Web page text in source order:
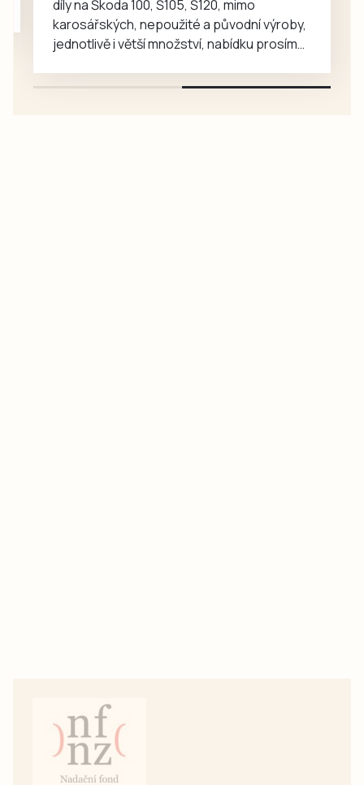
díly na Škoda 100, Š105, Š120, mimo
karosářských, nepoužité a původní výroby,
jednotlivě i větší množství, nabídku prosím